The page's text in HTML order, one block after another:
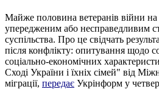
Майже половина ветеранів війни на
упередженим або несправедливим
суспільства. Про це свідчать
після конфлікту: опитування щодо
соціально-економічних
Сході України і їхніх сімей" від
міграції, передає Укрінформ у